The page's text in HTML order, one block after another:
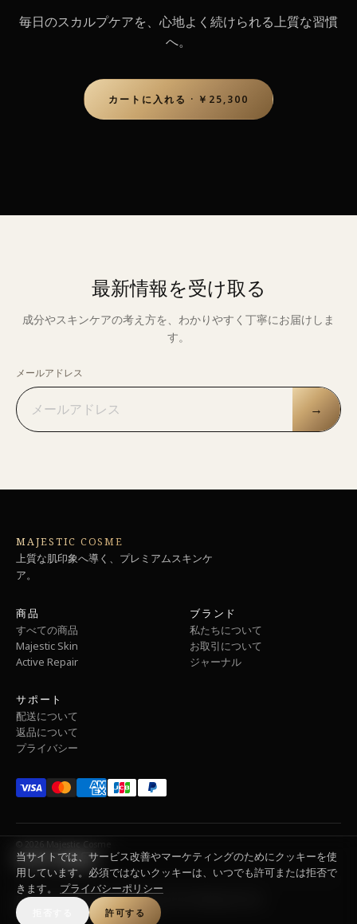
当サイトでは、サービス改善やマーケティングのためにクッキーを使
用しています。必須ではないクッキーは、いつでも許可または拒否で
きます。
プライバシーポリシー
許可する
毎日のスカルプケアを、心地よく続けられる上質な習慣
へ。
カートに入れる · ￥25,300
最新情報を受け取る
成分やスキンケアの考え方を、わかりやすく丁寧にお届けしま
す。
メールアドレス
→
MAJESTIC COSME
上質な肌印象へ導く、プレミアムスキンケ
ア。
商品
すべての商品
Majestic Skin
Active Repair
ブランド
私たちについて
お取引について
ジャーナル
サポート
配送について
返品について
プライバシー
© 2026 Majestic Cosme
Refund PolicyPrivacy PolicyTerms of Service
Contact Information
Legal Notice